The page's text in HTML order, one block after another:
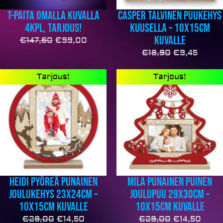
T-paita omalla kuvalla
4kpl, TARJOUS!
€147,60 €99,00
Casper talvinen puukehys
kuusella – 10x15cm
kuvalle
€18,90 €9,45
Tarjous!
Heidi pyöreä punainen
joulukehys 23x24cm –
10x15cm kuvalle
€29,00
Alkuperäinen
hinta
oli:
€29,00.
€14,50
hinta
on:
€14,50.
Tarjous!
Mila punainen puinen
joulupuu 29x30cm –
10x15cm kuvalle
€29,00
hinta
oli:
€29,00.
€14,50
hinta